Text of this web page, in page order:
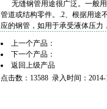
无缝钢管用途很广泛。一般用
管道或结构零件。.2、根据用途
应的钢管，如用于承受液体压力
上一个产品：
下一个产品：
返回上级产品
点击数：13588 录入时间：2014-